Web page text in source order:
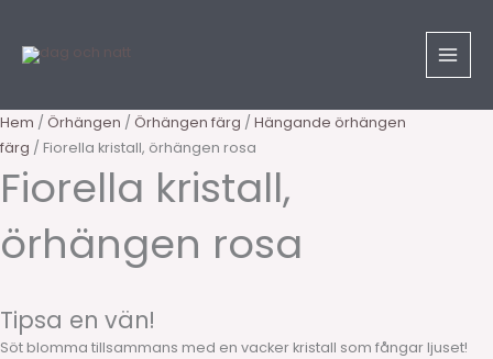
innehåll
Hem / Örhängen / Örhängen färg / Hängande örhängen
färg / Fiorella kristall, örhängen rosa
Fiorella kristall,
örhängen rosa
Tipsa en vän!
Söt blomma tillsammans med en vacker kristall som fångar ljuset!
örhängen
mängd